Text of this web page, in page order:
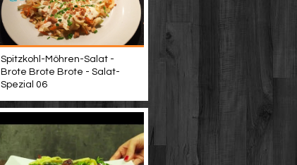
Spitzkohl-Möhren-Salat -
Brote Brote Brote - Salat-
Spezial 06